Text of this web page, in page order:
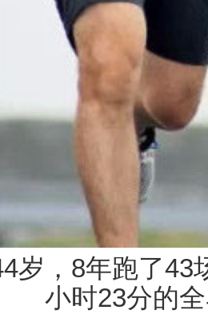
岁，8年跑了43
小时23分的